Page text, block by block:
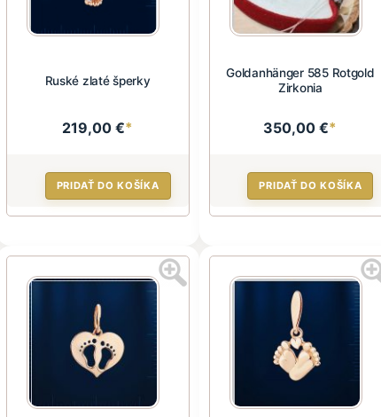
Ruské zlaté šperky
219,00 €*
PRIDAŤ DO KOŠÍKA
Goldanhänger 585 Rotgold
Zirkonia
350,00 €*
PRIDAŤ DO KOŠÍKA